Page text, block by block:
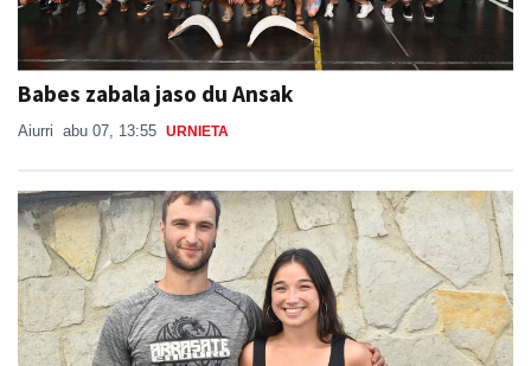
Babes zabala jaso du Ansak
Aiurri abu 07, 13:55 URNIETA